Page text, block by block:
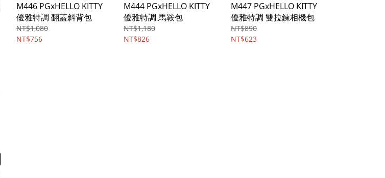
M446 PGxHELLO KITTY
優雅特調 翻蓋斜背包
NT$1,080
NT$756
M444 PGxHELLO KITTY
優雅特調 馬鞍包
NT$1,180
NT$826
M447 PGxHELLO KITTY
優雅特調 雙拉鍊相機包
NT$890
NT$623